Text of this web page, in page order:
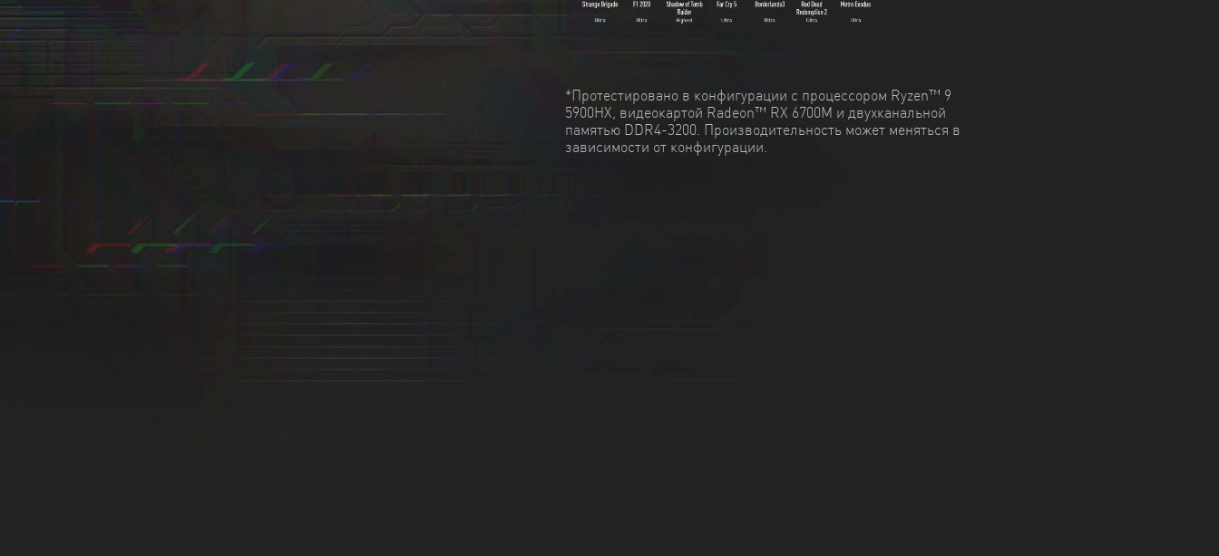
*Протестировано в конфигурации с процессором Ryzen™ 9
5900HX, видеокартой Radeon™ RX 6700M и двухканальной
памятью DDR4-3200. Производительность может меняться в
зависимости от конфигурации.